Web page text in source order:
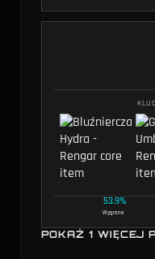
53.9%
Wygrane
POKAŻ 1 WIĘCEJ